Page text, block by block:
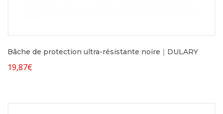
Bâche de protection ultra-résistante noire｜DULARY
19,87€